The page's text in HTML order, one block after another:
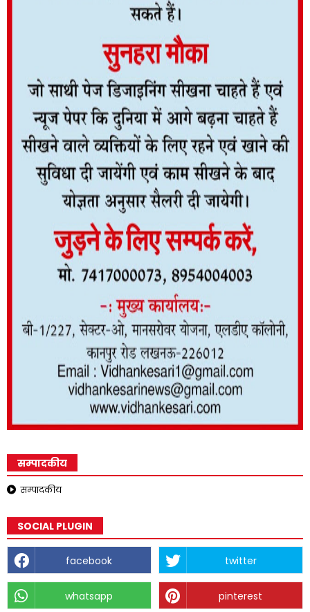
सम्पादकीय
सम्पादकीय
SOCIAL PLUGIN
facebook twitter
whatsapp pinterest